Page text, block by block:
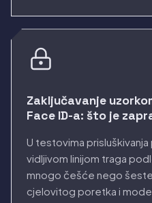
Zaključavanje
Face ID-a: što je
U testovima
vidljivom linijom traga
mnogo češće nego
cjelovitog poretka i